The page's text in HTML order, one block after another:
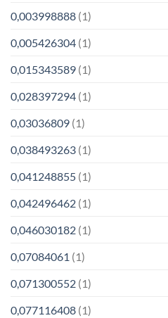
0,003998888 (1)
0,005426304 (1)
0,015343589 (1)
0,028397294 (1)
0,03036809 (1)
0,038493263 (1)
0,041248855 (1)
0,042496462 (1)
0,046030182 (1)
0,07084061 (1)
0,071300552 (1)
0,077116408 (1)